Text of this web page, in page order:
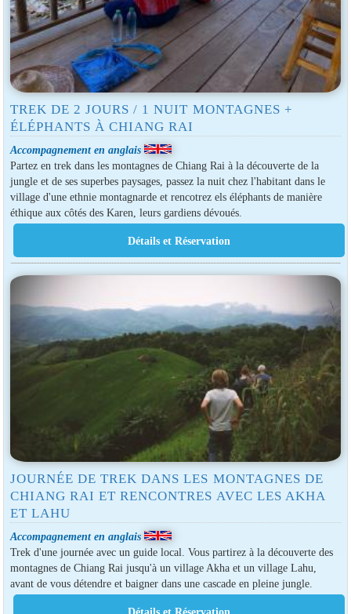
TREK DE 2 JOURS / 1 NUIT MONTAGNES +
ÉLÉPHANTS À CHIANG RAI
Accompagnement en anglais
Partez en trek dans les montagnes de Chiang Rai à la découverte de la
jungle et de ses superbes paysages, passez la nuit chez l'habitant dans le
village d'une ethnie montagnarde et rencotrez els éléphants de manière
éthique aux côtés des Karen, leurs gardiens dévoués.
JOURNÉE DE TREK DANS LES MONTAGNES DE
CHIANG RAI ET RENCONTRES AVEC LES AKHA
ET LAHU
Accompagnement en anglais
Trek d'une journée avec un guide local. Vous partirez à la découverte des
montagnes de Chiang Rai jusqu'à un village Akha et un village Lahu,
avant de vous détendre et baigner dans une cascade en pleine jungle.